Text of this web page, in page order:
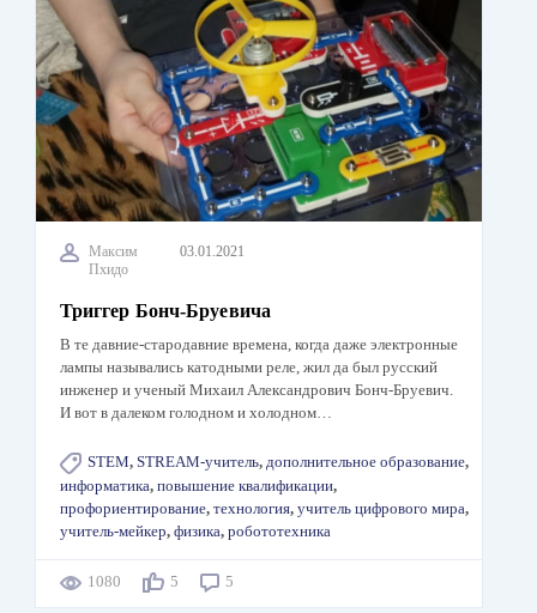
Максим
Пхидо
03.01.2021
Триггер Бонч-Бруевича
В те давние-стародавние времена, когда даже электронные
лампы назывались катодными реле, жил да был русский
инженер и ученый Михаил Александрович Бонч-Бруевич.
И вот в далеком голодном и холодном…
STEM, STREAM-учитель, дополнительное образование,
информатика, повышение квалификации,
профориентирование, технология, учитель цифрового мира,
учитель-мейкер, физика, робототехника
1080 5 5